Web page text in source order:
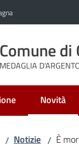
Comune
MEDAGLIA
Novità
Menu
/ Notizie / È